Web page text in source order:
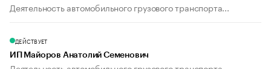
Деятельность автомобильного грузового транспорта...
ДЕЙСТВУЕТ
ИП Майоров Анатолий Семенович